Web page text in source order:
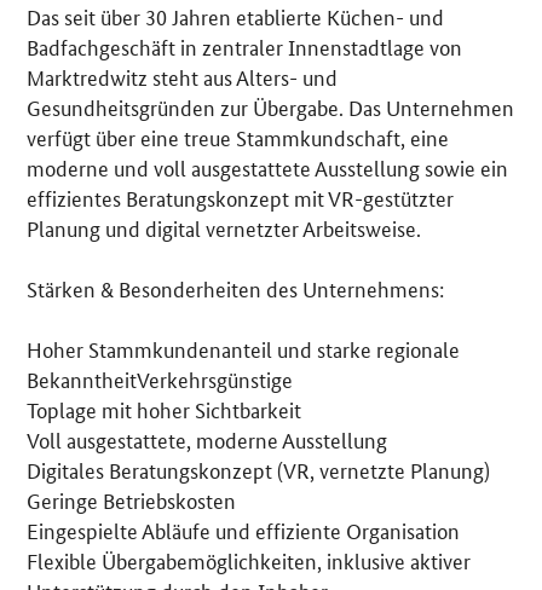
Details
Das seit über 30 Jahren etablierte Küchen- und
Badfachgeschäft in zentraler Innenstadtlage von
Marktredwitz steht aus Alters- und
Gesundheitsgründen zur Übergabe. Das Unternehmen
verfügt über eine treue Stammkundschaft, eine
moderne und voll ausgestattete Ausstellung sowie ein
effizientes Beratungskonzept mit VR-gestützter
Planung und digital vernetzter Arbeitsweise.
Stärken & Besonderheiten des Unternehmens:
Hoher Stammkundenanteil und starke regionale
BekanntheitVerkehrsgünstige
Toplage mit hoher Sichtbarkeit
Voll ausgestattete, moderne Ausstellung
Digitales Beratungskonzept (VR, vernetzte Planung)
Geringe Betriebskosten
Eingespielte Abläufe und effiziente Organisation
Flexible Übergabemöglichkeiten, inklusive aktiver